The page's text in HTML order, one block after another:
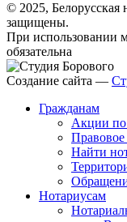
© 2025, Белорусская
защищены.
При использовании
обязательна
Создание сайта —
Гражданам
Акции по
Найти
Нотариусам